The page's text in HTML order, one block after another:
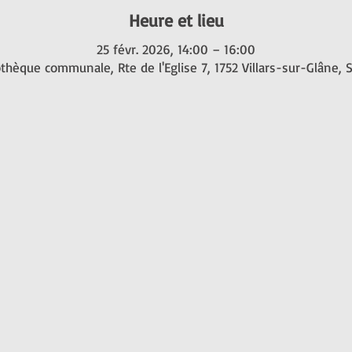
Heure et lieu
25 févr. 2026, 14:00 – 16:00
communale, Rte de l'Eglise 7, 1752 Villars-sur-Glâne,